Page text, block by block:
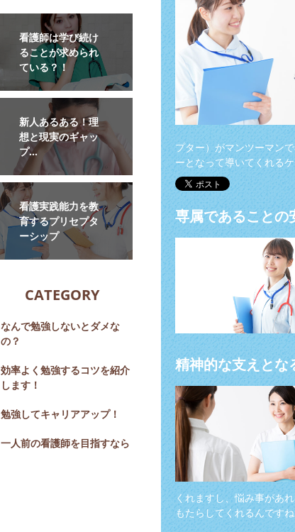
プター）がマンツーマン
ーとなって導いてくれる
専属であることの
精神的な支えとな
くれますし、悩み事があ
もたらしてくれるんです
看護師は学び続け
ることが求められ
ている？！
新人あるある！理
想と現実のギャッ
プ…
看護実践能力を教
育するプリセプタ
ーシップ
CATEGORY
なんで勉強しないとダメな
の？
効率よく勉強するコツを紹介
します！
勉強してキャリアアップ！
一人前の看護師を目指すなら